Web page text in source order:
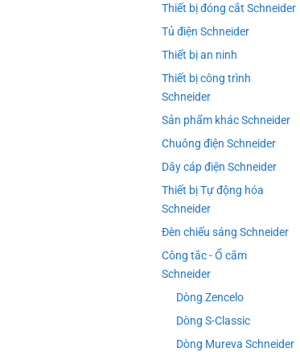
Thiết bị đóng cắt Schneider
Tủ điện Schneider
Thiết bị an ninh
Thiết bị công trình
Schneider
Sản phẩm khác Schneider
Chuông điện Schneider
Dây cáp điện Schneider
Thiết bị Tự động hóa
Schneider
Đèn chiếu sáng Schneider
Công tắc - Ổ cắm
Schneider
Dòng Zencelo
Dòng S-Classic
Dòng Mureva Schneider